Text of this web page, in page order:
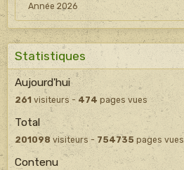
Année 2026
Statistiques
Aujourd'hui
261 visiteurs - 474 pages vues
Total
201098 visiteurs - 754735 pages vues
Contenu